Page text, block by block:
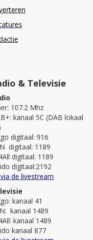
& Televisie
107.2 Mhz
kanaal 5C (DAB lokaal
digitaal: 916
digitaal: 1189
digitaal: 1189
digitaal:2192
de livestream
kanaal 41
kanaal 1489
kanaal 1489
kanaal 877